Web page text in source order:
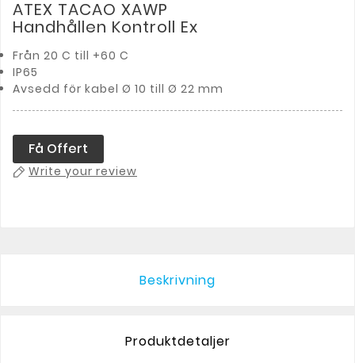
ATEX TACAO XAWP
Handhållen Kontroll Ex
Från 20 C till +60 C
IP65
Avsedd för kabel Ø 10 till Ø 22 mm
Få Offert
Write your review
Beskrivning
Produktdetaljer